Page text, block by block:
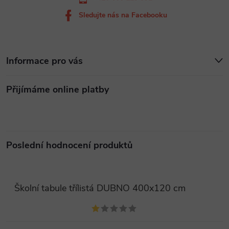
Informace pro vás
Přijímáme online platby
Poslední hodnocení produktů
Školní tabule třílistá DUBNO 400x120 cm
Sledujte nás na Facebooku